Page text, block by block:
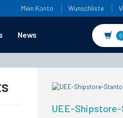
Mein Konto Wunschliste
News 0
UEE-